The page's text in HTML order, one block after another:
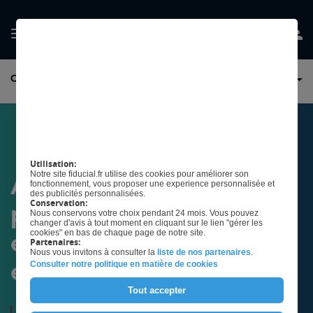
COMPTABILITÉ ET EXPERT-COMPTABLE
Actualités et conseils
pour votre comptabilité
et la gestion de votre
entreprise
Utilisation:
Notre site fiducial.fr utilise des cookies pour améliorer son
fonctionnement, vous proposer une experience personnalisée et
des publicités personnalisées.
Conservation:
Nous conservons votre choix pendant 24 mois. Vous pouvez
changer d'avis à tout moment en cliquant sur le lien "gérer les
cookies" en bas de chaque page de notre site.
Partenaires:
Nous vous invitons à consulter la liste de nos partenaires.
Consulter notre politique en matière de cookies
Tout accepter